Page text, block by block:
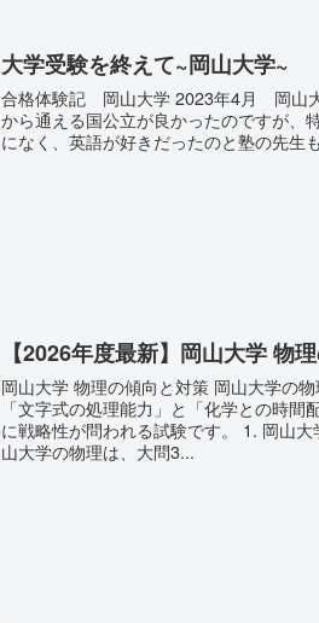
大学受験を終えて~岡山大学~
合格体験記 岡山大学 2023年4月 岡山
から通える国公立が良かったのですが、
になく、英語が好きだったのと塾の先生
【2026年度最新】岡山大学 物
岡山大学 物理の傾向と対策 岡山大学の
「文字式の処理能力」と「化学との時間
に戦略性が問われる試験です。 1. 岡山
山大学の物理は、大問3...